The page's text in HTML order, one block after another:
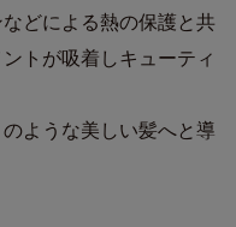
どによる熱の保護と共
トが吸着しキューティ
ような美しい髪へと導